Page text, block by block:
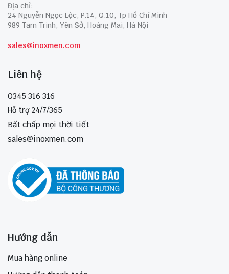
Địa chỉ:
24 Nguyễn Ngọc Lộc, P.14, Q.10, Tp Hồ Chí Minh
989 Tam Trinh, Yên Sở, Hoàng Mai, Hà Nội
sales@inoxmen.com
Liên hệ
0345 316 316
Hỗ trợ 24/7/365
Bất chấp mọi thời tiết
sales@inoxmen.com
Hướng dẫn
Mua hàng online